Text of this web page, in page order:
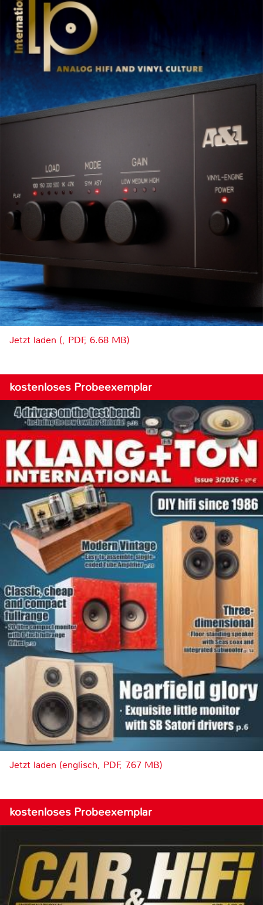
Jetzt laden (, PDF, 6.68 MB)
kostenloses Probeexemplar
Jetzt laden (englisch, PDF, 7.67 MB)
kostenloses Probeexemplar